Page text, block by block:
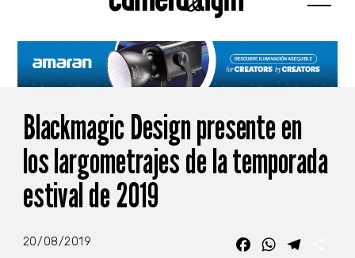
Blackmagic Design presente en
los largometrajes de la temporada
estival de 2019
20/08/2019 FacebookWhatsApp